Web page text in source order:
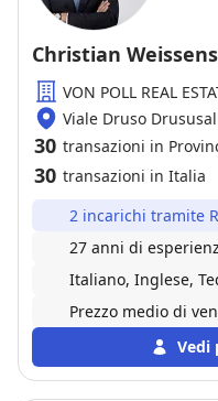
Christian
VON POLL REAL
Viale Druso
30 transazioni in
30 transazioni in Italia
2 incarichi tramite
27 anni di
Italiano, Inglese,
Prezzo medio di
Vedi